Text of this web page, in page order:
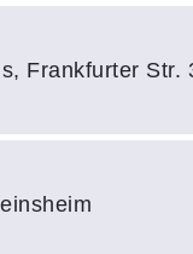
Frankfurter Str.